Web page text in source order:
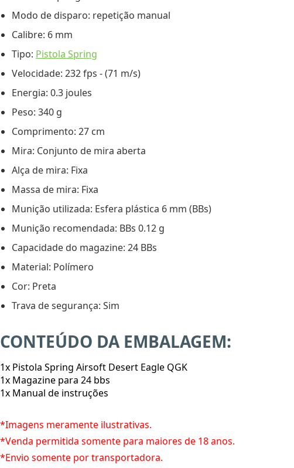
Modo de disparo: repetição manual
Calibre: 6 mm
Tipo: Pistola Spring
Velocidade: 232 fps - (71 m/s)
Energia: 0.3 joules
Peso: 340 g
Comprimento: 27 cm
Mira: Conjunto de mira aberta
Alça de mira: Fixa
Massa de mira: Fixa
Munição utilizada: Esfera plástica 6 mm (BBs)
Munição recomendada: BBs 0.12 g
Capacidade do magazine: 24 BBs
Material: Polímero
Cor: Preta
Trava de segurança: Sim
CONTEÚDO DA EMBALAGEM:
1x Pistola Spring Airsoft Desert Eagle QGK
1x Magazine para 24 bbs
1x Manual de instruções
*Imagens meramente ilustrativas.
*Venda permitida somente para maiores de 18 anos.
*Envio somente por transportadora.